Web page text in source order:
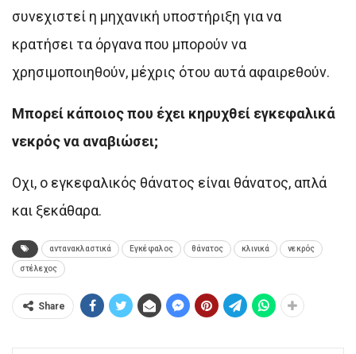
συνεχιστεί η μηχανική υποστήριξη για να
κρατήσει τα όργανα που μπορούν να
χρησιμοποιηθούν, μέχρις ότου αυτά αφαιρεθούν.
Μπορεί κάποιος που έχει κηρυχθεί εγκεφαλικά
νεκρός να αναβιώσει;
Οχι, ο εγκεφαλικός θάνατος είναι θάνατος, απλά
και ξεκάθαρα.
αντανακλαστικά Εγκέφαλος θάνατος κλινικά νεκρός
στέλεχος
Share